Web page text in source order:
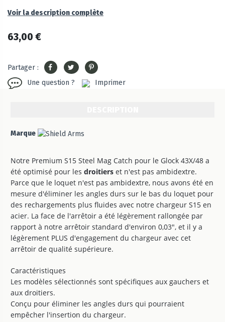
Voir la description complète
63,00 €
Partager :
Une question ?
Imprimer
Marque
Notre Premium S15 Steel Mag Catch pour le Glock 43X/48 a
été optimisé pour les droitiers et n'est pas ambidextre.
Parce que le loquet n'est pas ambidextre, nous avons été en
mesure d'éliminer les angles durs sur le bas du loquet pour
des rechargements plus fluides avec notre chargeur S15 en
acier. La face de l'arrêtoir a été légèrement rallongée par
rapport à notre arrêtoir standard d'environ 0,03", et il y a
légèrement PLUS d'engagement du chargeur avec cet
arrêtoir de qualité supérieure.
Caractéristiques
Les modèles sélectionnés sont spécifiques aux gauchers et
aux droitiers.
Conçu pour éliminer les angles durs qui pourraient
empêcher l'insertion du chargeur.